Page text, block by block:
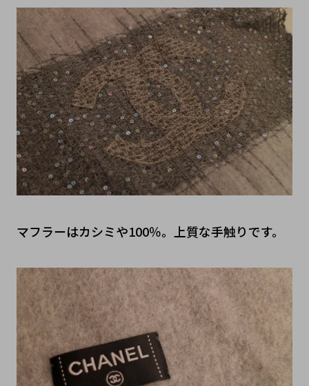
マフラーはカシミや100％。上質な手触りです。